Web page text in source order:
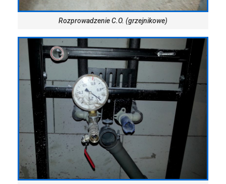
Rozprowadzenie C.O. (grzejnikowe)